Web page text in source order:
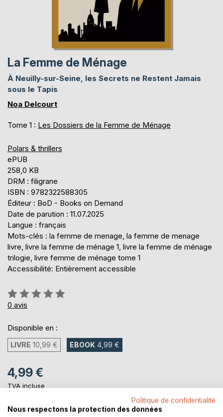
La Femme de Ménage
À Neuilly-sur-Seine, les Secrets ne Restent Jamais
sous le Tapis
Noa Delcourt
Tome 1 : Les Dossiers de la Femme de Ménage
Polars & thrillers
ePUB
258,0 KB
DRM : filigrane
ISBN : 9782322588305
Éditeur : BoD - Books on Demand
Date de parution : 11.07.2025
Langue : français
Mots-clés : la femme de menage, la femme de menage
livre, livre la femme de ménage 1, livre la femme de ménage
trilogie, livre femme de ménage tome 1
Accessibilité: Entièrement accessible
Évaluation:
0%
0 avis
Disponible en :
LIVRE 10,99 € EBOOK 4,99 €
4,99 €
TVA incluse
Politique de confidentialité
Nous respectons la protection des données